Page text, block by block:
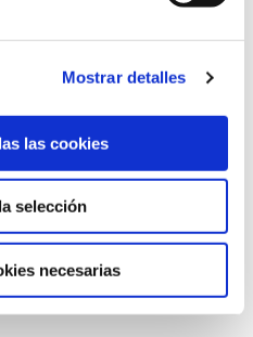
Mostrar detalles
las cookies
selección
necesarias
TRAS SU USO